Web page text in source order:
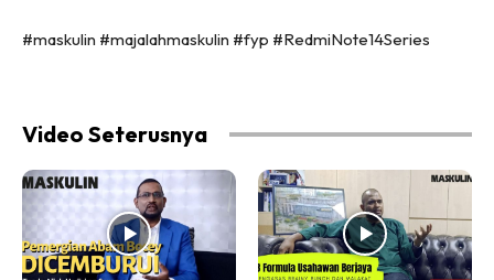
#maskulin #majalahmaskulin #fyp #RedmiNote14Series
Video Seterusnya